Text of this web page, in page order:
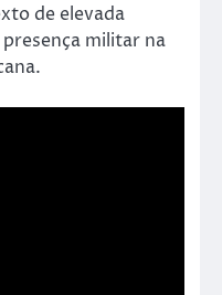
de elevada
militar na